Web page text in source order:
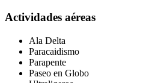
Actividades aéreas
Ala Delta
Paracaidismo
Parapente
Paseo en Globo